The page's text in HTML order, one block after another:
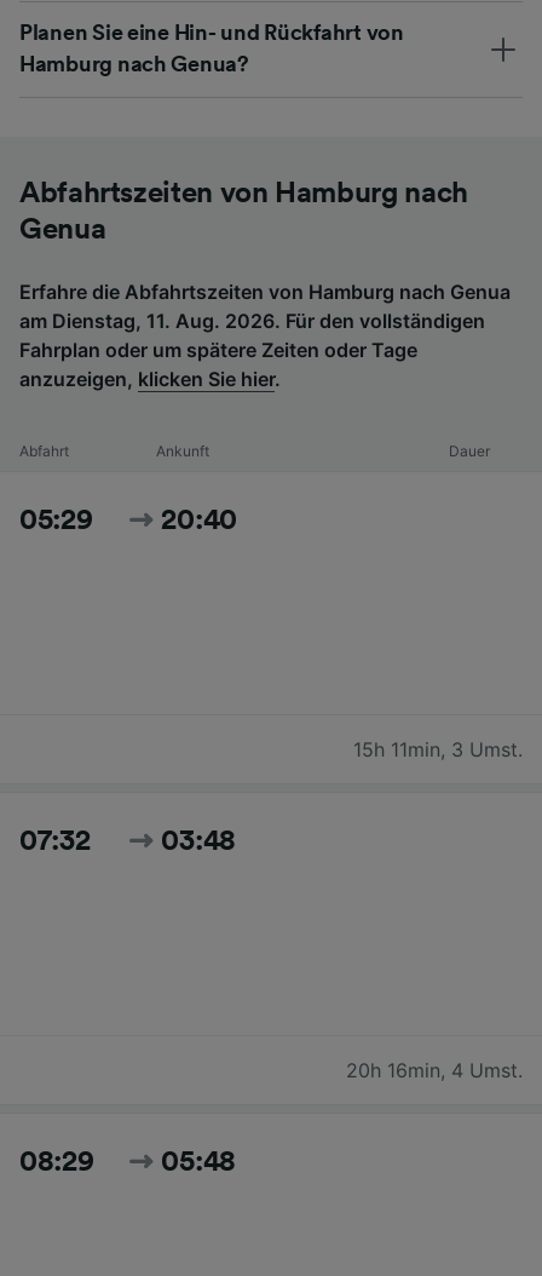
Planen Sie eine Hin- und Rückfahrt von
Hamburg nach Genua?
Abfahrtszeiten von Hamburg nach
Genua
Erfahre die Abfahrtszeiten von Hamburg nach Genua
am Dienstag, 11. Aug. 2026. Für den vollständigen
Fahrplan oder um spätere Zeiten oder Tage
anzuzeigen, klicken Sie hier.
Abfahrt Ankunft Dauer
05:29 20:40
15h 11min, 3 Umst.
07:32 03:48
20h 16min, 4 Umst.
08:29 05:48